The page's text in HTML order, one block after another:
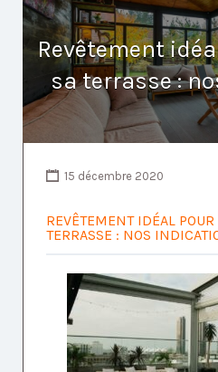
Revêtement
sa terrasse :
15 décembre 2020
REVÊTEMENT IDÉAL
TERRASSE : NOS